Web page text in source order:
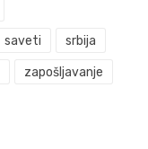
saveti srbija
zapošljavanje